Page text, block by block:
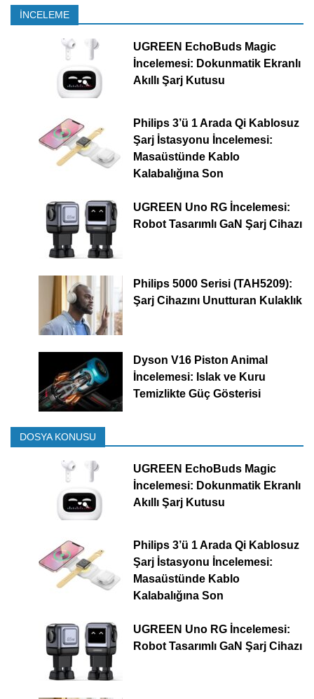
İNCELEME
UGREEN EchoBuds Magic
İncelemesi: Dokunmatik Ekranlı
Akıllı Şarj Kutusu
Philips 3’ü 1 Arada Qi Kablosuz
Şarj İstasyonu İncelemesi:
Masaüstünde Kablo
Kalabalığına Son
UGREEN Uno RG İncelemesi:
Robot Tasarımlı GaN Şarj Cihazı
Philips 5000 Serisi (TAH5209):
Şarj Cihazını Unutturan Kulaklık
Dyson V16 Piston Animal
İncelemesi: Islak ve Kuru
Temizlikte Güç Gösterisi
DOSYA KONUSU
UGREEN EchoBuds Magic
İncelemesi: Dokunmatik Ekranlı
Akıllı Şarj Kutusu
Philips 3’ü 1 Arada Qi Kablosuz
Şarj İstasyonu İncelemesi:
Masaüstünde Kablo
Kalabalığına Son
UGREEN Uno RG İncelemesi:
Robot Tasarımlı GaN Şarj Cihazı